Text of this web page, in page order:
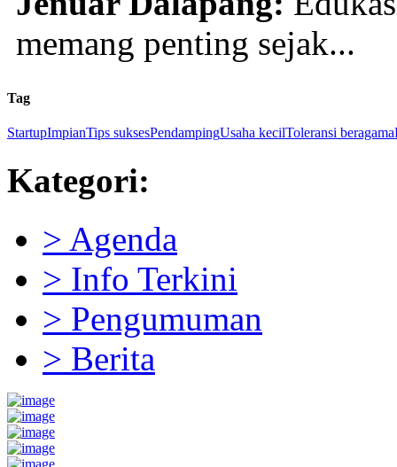
memang penting sejak...
Tag
StartupImpianTips suksesPendampingUsaha kecilToleransi beragama
Kategori:
> Agenda
> Info Terkini
> Pengumuman
> Berita